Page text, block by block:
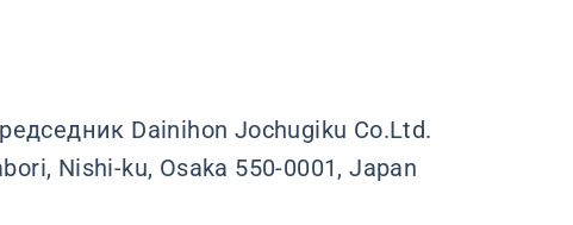
Dainihon Jochugiku Co.Ltd.
Nishi-ku, Osaka 550-0001, Japan